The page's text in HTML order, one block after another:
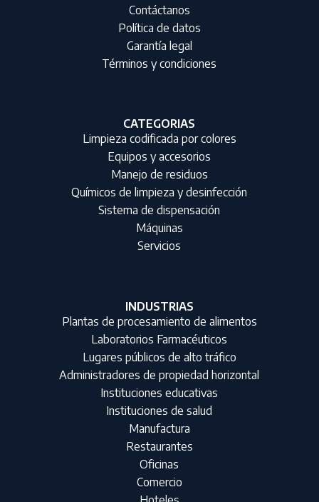
Contáctanos
Política de datos
Garantía legal
Términos y condiciones
CATEGORIAS
Limpieza codificada por colores
Equipos y accesorios
Manejo de residuos
Químicos de limpieza y desinfección
Sistema de dispensación
Máquinas
Servicios
INDUSTRIAS
Plantas de procesamiento de alimentos
Laboratorios Farmacéuticos
Lugares públicos de alto tráfico
Administradores de propiedad horizontal
Instituciones educativas
Instituciones de salud
Manufactura
Restaurantes
Oficinas
Comercio